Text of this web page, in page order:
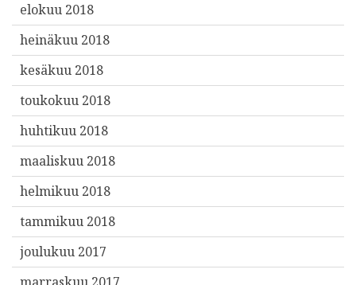
elokuu 2018
heinäkuu 2018
kesäkuu 2018
toukokuu 2018
huhtikuu 2018
maaliskuu 2018
helmikuu 2018
tammikuu 2018
joulukuu 2017